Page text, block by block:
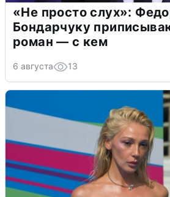
«Не просто слух»:
Бондарчуку
роман — с кем
6 августа 13